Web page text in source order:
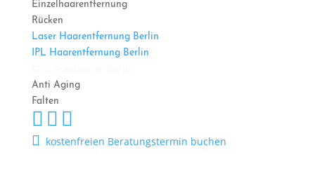
Einzelhaarentfernung
Rücken
Laser Haarentfernung Berlin
IPL Haarentfernung Berlin
Anti Aging
Falten
  
 kostenfreien Beratungstermin buchen